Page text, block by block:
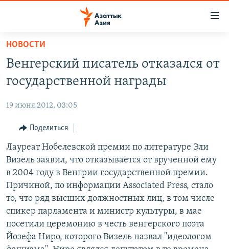
Вернуться
основному
содержанию
Вернутся
навигации
Вернутся
поиску
КАЗАХСТАН
УЗБЕКИСТАН
ТАДЖИКИСТАН
НОВОСТИ
ВОЙНА В УКРАИНЕ
НА ДРУГИХ ЯЗЫКАХ
ҚАЗАҚША
КЫРГЫЗЧА
ТОҶИКӢ
TÜRKMENÇE
Все сайты РСЕ/РС
НОВОСТИ
Венгерский писатель отказался от
государственной награды
19 июня 2012, 03:05
Поделиться
Лауреат Нобелевской премии по литературе Эли
Визель заявил, что отказывается от врученной ему
в 2004 году в Венгрии государственной премии.
Причиной, по информации Associated Press, стало
то, что ряд высших должностных лиц, в том числе
спикер парламента и министр культуры, в мае
посетили церемонию в честь венгерского поэта
Йозефа Ниро, которого Визель назвал "идеологом